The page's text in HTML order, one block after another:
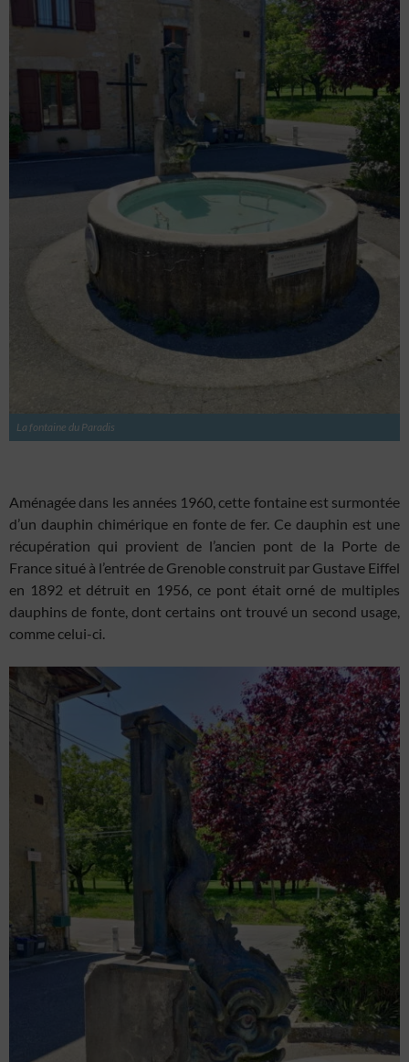
La fontaine du Paradis
Aménagée dans les années 1960, cette fontaine est surmontée
d’un dauphin chimérique en fonte de fer. Ce dauphin est une
récupération qui provient de l’ancien pont de la Porte de
France situé à l’entrée de Grenoble construit par Gustave Eiffel
en 1892 et détruit en 1956, ce pont était orné de multiples
dauphins de fonte, dont certains ont trouvé un second usage,
comme celui-ci.